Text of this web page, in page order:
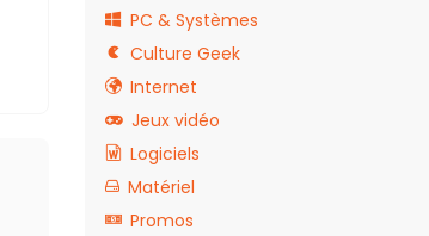
PC & Systèmes
Culture Geek
Internet
Jeux vidéo
Logiciels
Matériel
Promos